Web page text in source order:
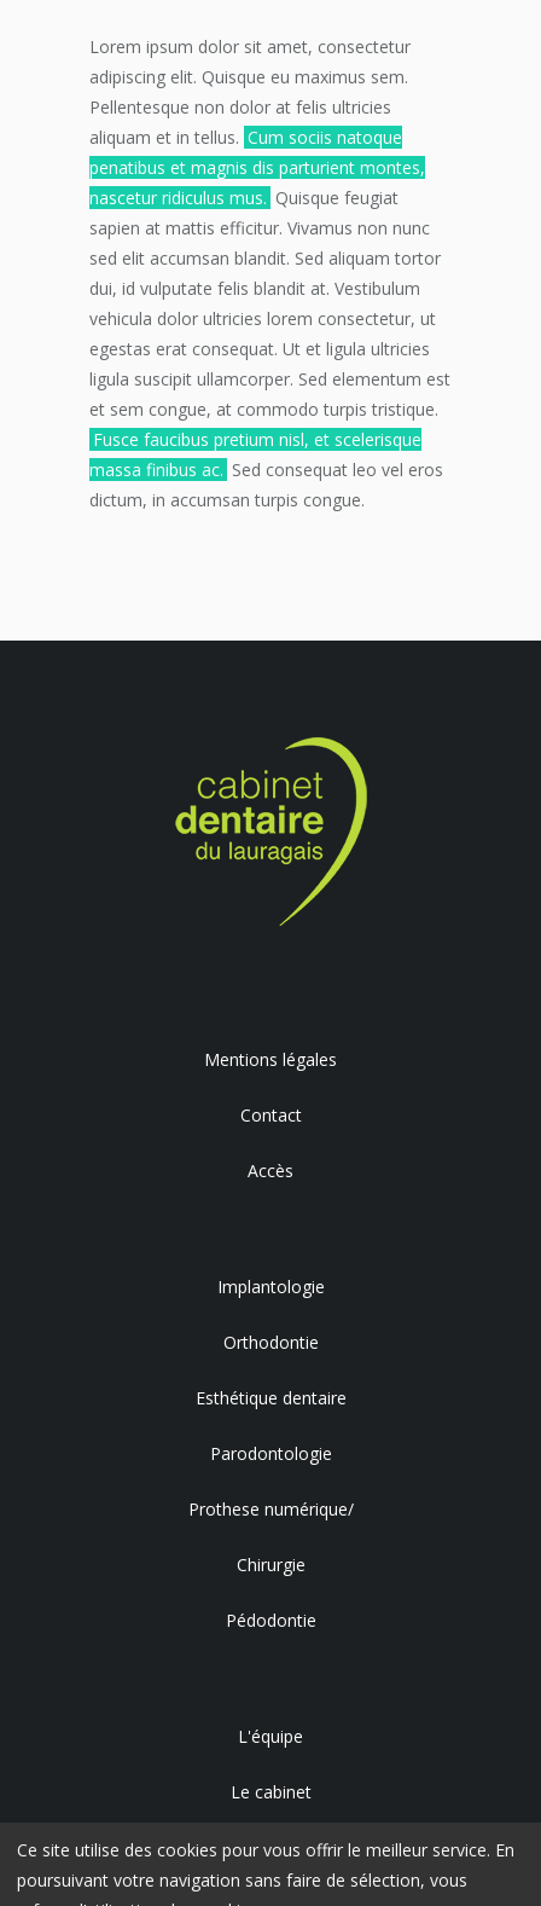
Lorem ipsum dolor sit amet, consectetur
adipiscing elit. Quisque eu maximus sem.
Pellentesque non dolor at felis ultricies
aliquam et in tellus. Cum sociis natoque
penatibus et magnis dis parturient montes,
nascetur ridiculus mus. Quisque feugiat
sapien at mattis efficitur. Vivamus non nunc
sed elit accumsan blandit. Sed aliquam tortor
dui, id vulputate felis blandit at. Vestibulum
vehicula dolor ultricies lorem consectetur, ut
egestas erat consequat. Ut et ligula ultricies
ligula suscipit ullamcorper. Sed elementum est
et sem congue, at commodo turpis tristique.
Fusce faucibus pretium nisl, et scelerisque
massa finibus ac. Sed consequat leo vel eros
dictum, in accumsan turpis congue.
Mentions légales
Contact
Accès
Implantologie
Orthodontie
Esthétique dentaire
Parodontologie
Prothese numérique/
Chirurgie
Pédodontie
L'équipe
Le cabinet
Accès
Ce site utilise des cookies pour vous offrir le meilleur service. En
poursuivant votre navigation sans faire de sélection, vous